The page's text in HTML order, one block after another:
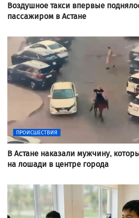
Воздушное такси впервые
пассажиром в Астане
ПРОИСШЕСТВИЯ
В Астане наказали мужчину,
на лошади в центре города